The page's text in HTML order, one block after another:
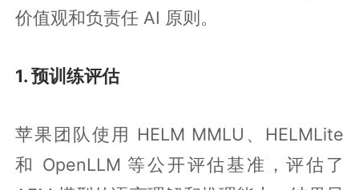
价值观和负责任 AI 原则。
1. 预训练评估
苹果团队使用 HELM MMLU、HELMLite
和 OpenLLM 等公开评估基准，评估了